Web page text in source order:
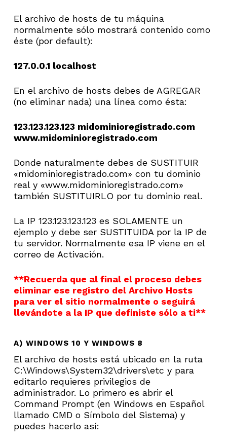
El archivo de hosts de tu máquina
normalmente sólo mostrará contenido como
éste (por default):
127.0.0.1 localhost
En el archivo de hosts debes de AGREGAR
(no eliminar nada) una línea como ésta:
123.123.123.123 midominioregistrado.com
www.midominioregistrado.com
Donde naturalmente debes de SUSTITUIR
«midominioregistrado.com» con tu dominio
real y «www.midominioregistrado.com»
también SUSTITUIRLO por tu dominio real.
La IP 123.123.123.123 es SOLAMENTE un
ejemplo y debe ser SUSTITUIDA por la IP de
tu servidor. Normalmente esa IP viene en el
correo de Activación.
**Recuerda que al final el proceso debes
eliminar ese registro del Archivo Hosts
para ver el sitio normalmente o seguirá
llevándote a la IP que definiste sólo a ti**
A) WINDOWS 10 Y WINDOWS 8
El archivo de hosts está ubicado en la ruta
C:\Windows\System32\drivers\etc y para
editarlo requieres privilegios de
administrador. Lo primero es abrir el
Command Prompt (en Windows en Español
llamado CMD o Símbolo del Sistema) y
puedes hacerlo así: